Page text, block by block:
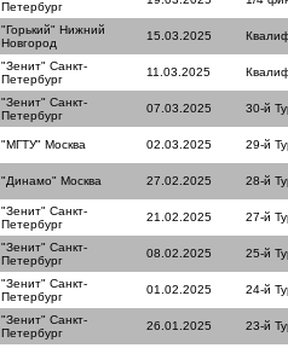
Петербург
"Горький" Нижний
Новгород
15.03.2025
"Зенит" Санкт-
Петербург
11.03.2025
"Зенит" Санкт-
Петербург
07.03.2025 30-й
"МГТУ" Москва 02.03.2025 29-й
"Динамо" Москва 27.02.2025 28-й
"Зенит" Санкт-
Петербург
21.02.2025 27-й
"Зенит" Санкт-
Петербург
08.02.2025 25-й
"Зенит" Санкт-
Петербург
01.02.2025 24-й
"Зенит" Санкт-
Петербург
26.01.2025 23-й